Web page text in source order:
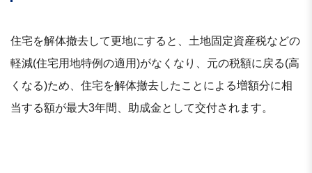
住宅を解体撤去して更地にすると、土地固定資産税などの
軽減(住宅用地特例の適用)がなくなり、元の税額に戻る(高
くなる)ため、住宅を解体撤去したことによる増額分に相
当する額が最大3年間、助成金として交付されます。